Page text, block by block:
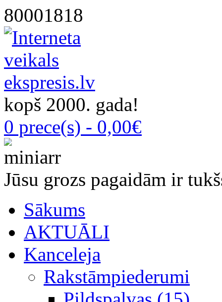
80001818
kopš 2000. gada!
0 prece(s) - 0,00€
Jūsu grozs pagaidām ir
Sākums
AKTUĀLI
Kanceleja
Rakstāmpiederumi